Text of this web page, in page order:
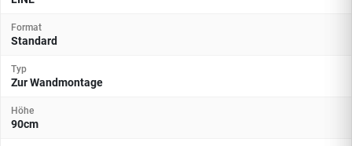
Format
Standard
Typ
Zur Wandmontage
Höhe
90cm